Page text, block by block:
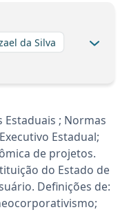
da Silva
Estaduais ; Normas
Estadual;
de projetos.
do Estado de
Definições de: